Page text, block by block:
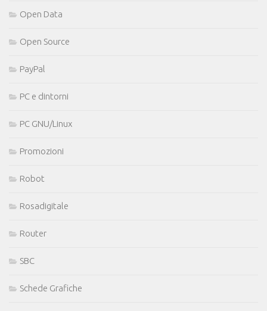
Open Data
Open Source
PayPal
PC e dintorni
PC GNU/Linux
Promozioni
Robot
Rosadigitale
Router
SBC
Schede Grafiche